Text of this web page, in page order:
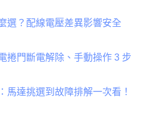
選？配線電壓差異影響安全
捲門斷電解除、手動操作 3 步
馬達挑選到故障排解一次看！